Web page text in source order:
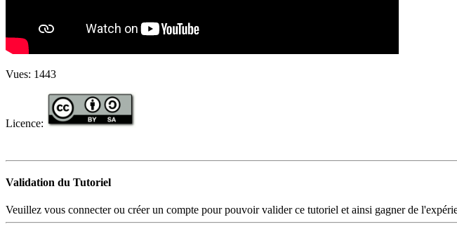
Vues: 1443
Licence:
Validation du Tutoriel
Veuillez vous connecter ou créer un compte pour pouvoir valider ce tutoriel et ainsi gagner de